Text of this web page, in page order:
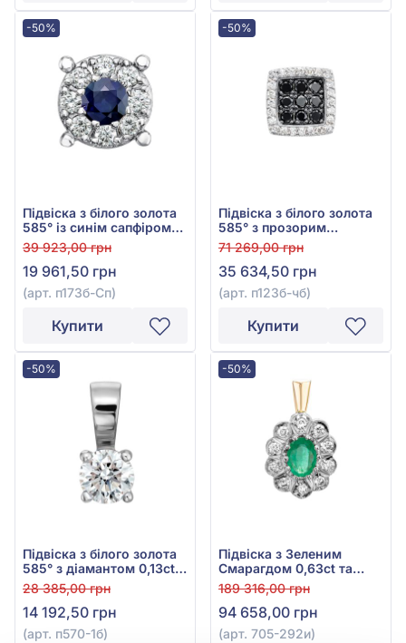
-50%
Підвіска з білого золота
585° із синім сапфіром
0,19ct та діамантами
0,14ct, арт. п173б-Сп
39 923,00 грн
19 961,50 грн
(арт. п173б-Сп)
Купити
-50%
Підвіска з білого золота
585° з прозорим
діамантом 0,096ct та
чорним діамантом
0,239ct, арт. п123б-чб
71 269,00 грн
35 634,50 грн
(арт. п123б-чб)
Купити
-50%
Підвіска з білого золота
585° з діамантом 0,13ct,
арт. п570-1б
28 385,00 грн
14 192,50 грн
(арт. п570-1б)
-50%
Підвіска з Зеленим
Смарагдом 0,63ct та
Діамантами 0,31ct із
червоного золота 585°,
арт. 705-292и
189 316,00 грн
94 658,00 грн
(арт. 705-292и)